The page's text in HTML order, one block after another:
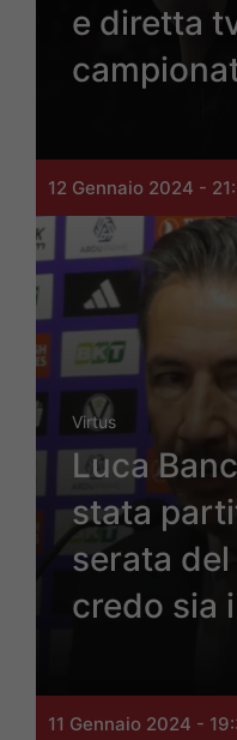
e diretta
12 Gennaio 2024 -
Virtus
Luca
stata
serata
credo sia
11 Gennaio 2024 -